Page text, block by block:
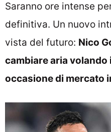
Saranno ore intense
definitiva. Un nuovo
vista del futuro: Nico
cambiare aria volando
occasione di mercato